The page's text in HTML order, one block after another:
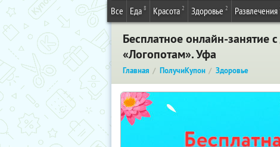
Все Еда 8 Красота 2 Здоровье 2 Развлечения
Бесплатное онлайн-занятие
«Логопотам». Уфа
Главная ПолучиКупон Здоровье